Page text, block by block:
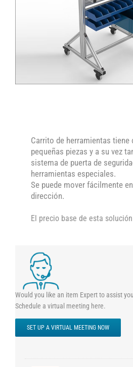
Carrito de herramientas tiene
pequeñas piezas y a su vez
sistema de puerta de
herramientas especiales.
Se puede mover fácilmente
dirección.
El precio base de esta
Would you like an item Expert to assist
Schedule a virtual meeting here.
SET UP A VIRTUAL MEETING NOW